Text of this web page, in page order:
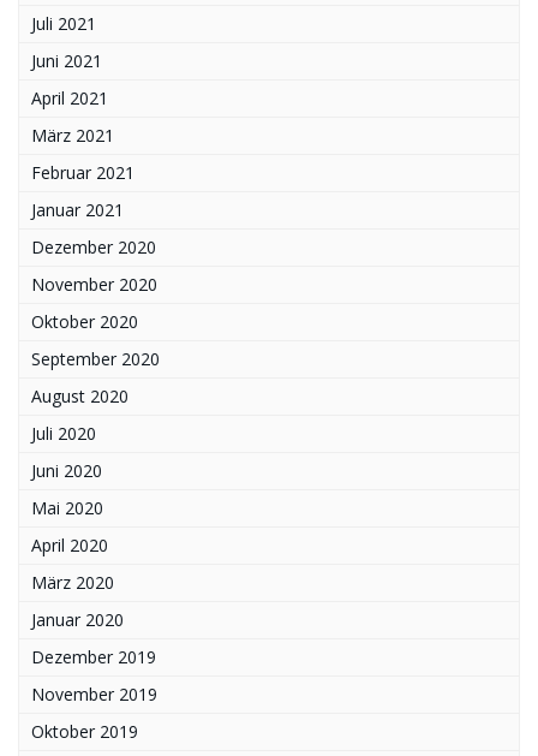
Juli 2021
Juni 2021
April 2021
März 2021
Februar 2021
Januar 2021
Dezember 2020
November 2020
Oktober 2020
September 2020
August 2020
Juli 2020
Juni 2020
Mai 2020
April 2020
März 2020
Januar 2020
Dezember 2019
November 2019
Oktober 2019